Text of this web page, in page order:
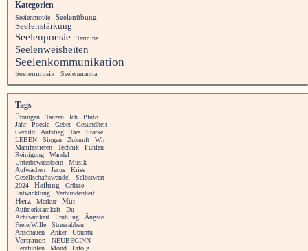
Kategorien
Seelenmovie Seelenübung
Seelenstärkung
Seelenpoesie Termine
Seelenweisheiten
Seelenkommunikation
Seelenmusik Seelenmantra
Tags
Übungen Tanzen Ich
Pluto
Jahr
Poesie Gebet
Gesundheit
Geduld
Aufstieg Tara
Stärke
LEBEN
Singen Zukunft
Wir
Manifestieren
Technik
Fühlen
Reinigung
Wandel
Unterbewusstsein
Musik
Aufwachen
Jesus
Krise
Gesellschaftswandel
Selbstwert
2024
Heilung
Grüsse
Entwicklung
Verbundenheit
Herz Merkur
Mut
Aufmerksamkeit
Du
Achtsamkeit
Frühling
Ängste
FreierWille
Stressabbau
Anschauen
Anker Ubuntu
Vertrauen
NEUBEGINN
Herzfühlen
Mond
Erfolg